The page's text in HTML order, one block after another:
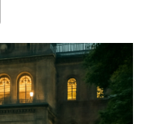
의학 경제 마케팅
생활 기타